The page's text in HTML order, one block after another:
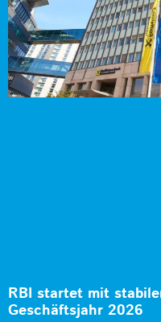
RBI startet mit
Geschäftsjahr 2026